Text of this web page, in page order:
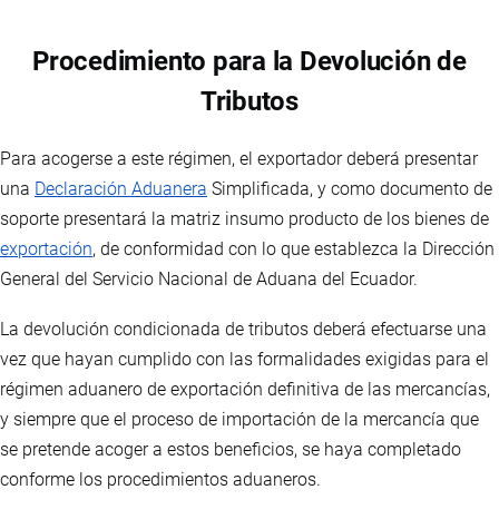
Procedimiento para la Devolución de
Tributos
Para acogerse a este régimen, el exportador deberá presentar
una Declaración Aduanera Simplificada, y como documento de
soporte presentará la matriz insumo producto de los bienes de
exportación, de conformidad con lo que establezca la Dirección
General del Servicio Nacional de Aduana del Ecuador.
La devolución condicionada de tributos deberá efectuarse una
vez que hayan cumplido con las formalidades exigidas para el
régimen aduanero de exportación definitiva de las mercancías,
y siempre que el proceso de importación de la mercancía que
se pretende acoger a estos beneficios, se haya completado
conforme los procedimientos aduaneros.